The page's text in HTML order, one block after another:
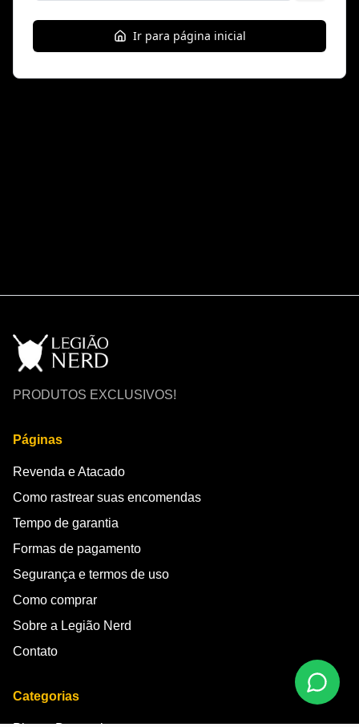
Ir para página inicial
PRODUTOS EXCLUSIVOS!
Páginas
Revenda e Atacado
Como rastrear suas encomendas
Tempo de garantia
Formas de pagamento
Segurança e termos de uso
Como comprar
Sobre a Legião Nerd
Contato
Categorias